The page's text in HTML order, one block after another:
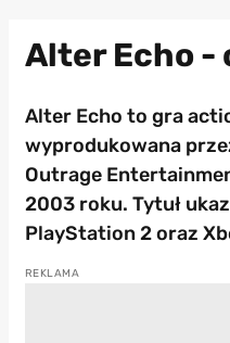
Alter Echo -
Alter Echo to gra
wyprodukowana
Outrage
2003 roku. Tytuł
PlayStation 2 oraz